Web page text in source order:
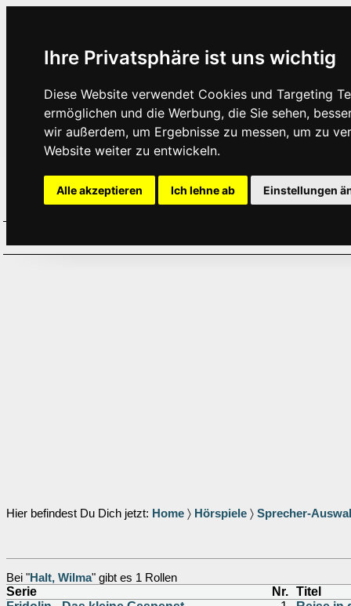
Ihre Privatsphäre ist uns wichtig
Diese Website verwendet Cookies und Targeting
ermöglichen und die Werbung, die Sie sehen,
wir außerdem, um Ergebnisse zu messen, um zu
Website weiter zu entwickeln.
Alle akzeptieren Ich lehne ab Einstellungen
Hier befindest Du Dich jetzt: Home 〉 Hörspiele 〉 Sprecher-
Bei "Halt, Wilma" gibt es 1 Rollen
Serie Nr. Titel